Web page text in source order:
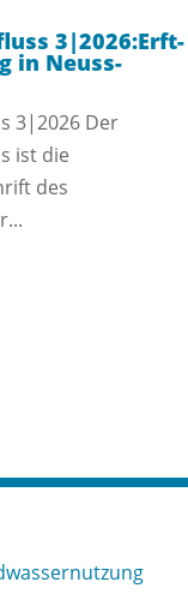
3|2026:Erft-
in Neuss-
3|2026 Der
ist die
des